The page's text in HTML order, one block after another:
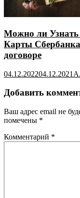
Можно ли
Карты
договоре
04.12.202204.12.2021
Добавить
Ваш адрес email не
помечены *
Комментарий *